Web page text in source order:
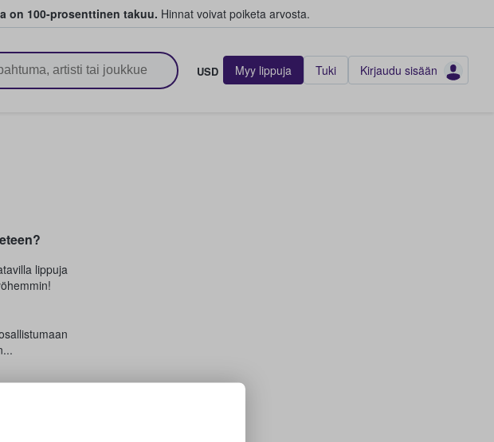
on 100-prosenttinen takuu. Hinnat voivat poiketa arvosta.
USD Myy lippuja Tuki Kirjaudu sisään
lippuja